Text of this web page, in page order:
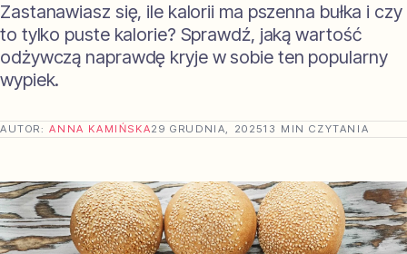
Zastanawiasz się, ile kalorii ma pszenna bułka i czy
to tylko puste kalorie? Sprawdź, jaką wartość
odżywczą naprawdę kryje w sobie ten popularny
wypiek.
AUTOR:ANNA KAMIŃSKA29 GRUDNIA, 202513 MIN CZYTANIA